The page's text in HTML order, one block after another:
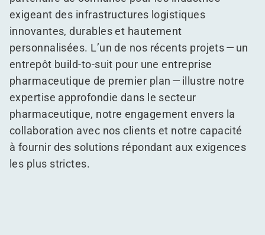
exigeant des infrastructures logistiques
innovantes, durables et hautement
personnalisées. L’un de nos récents projets — un
entrepôt build-to-suit pour une entreprise
pharmaceutique de premier plan — illustre notre
expertise approfondie dans le secteur
pharmaceutique, notre engagement envers la
collaboration avec nos clients et notre capacité
à fournir des solutions répondant aux exigences
les plus strictes.